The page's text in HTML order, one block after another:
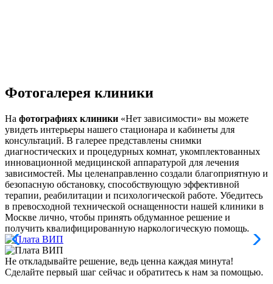
Фотогалерея клиники
На фотографиях клиники «Нет зависимости» вы можете
увидеть интерьеры нашего стационара и кабинеты для
консультаций. В галерее представлены снимки
диагностических и процедурных комнат, укомплектованных
инновационной медицинской аппаратурой для лечения
зависимостей. Мы целенаправленно создали благоприятную и
безопасную обстановку, способствующую эффективной
терапии, реабилитации и психологической работе. Убедитесь
в превосходной технической оснащенности нашей клиники в
Москве лично, чтобы принять обдуманное решение и
получить квалифицированную наркологическую помощь.
Не откладывайте решение, ведь ценна каждая минута!
Сделайте первый шаг сейчас и обратитесь к нам за помощью.